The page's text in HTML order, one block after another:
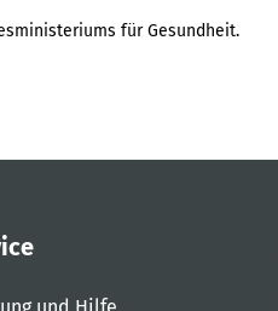
für Gesundheit.